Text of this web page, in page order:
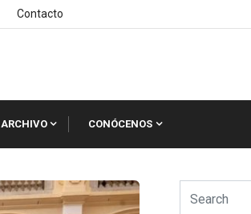
Contacto
ARCHIVO CONÓCENOS